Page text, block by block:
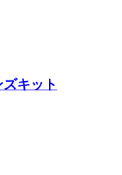
キット